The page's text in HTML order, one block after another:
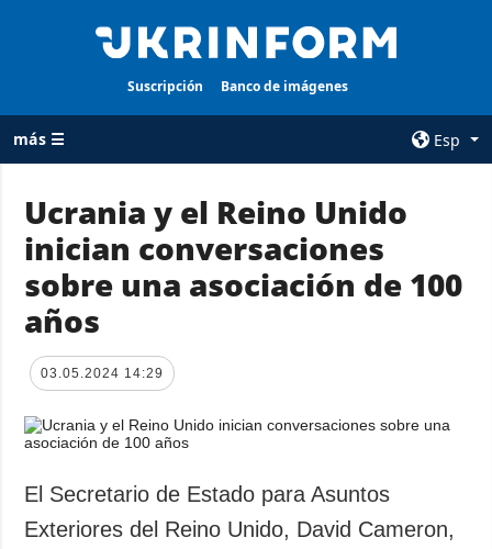
Suscripción Banco de imágenes
más ☰
Esp
TODAS LAS
CATEGORÍAS
Guerra
Reconstrucción
de Ucrania
Política
Economía
Sociedad y
Cultura
AGENCIA
sobre la agencia
protección de
Ucrania y el Reino Unido
inician conversaciones
sobre una asociación de 100
años
03.05.2024 14:29
El Secretario de Estado para Asuntos
Exteriores del Reino Unido, David Cameron,